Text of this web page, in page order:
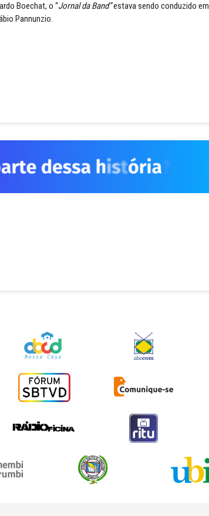
Boechat, o “Jornal da Band”estava sendo conduzido em
Pannunzio.